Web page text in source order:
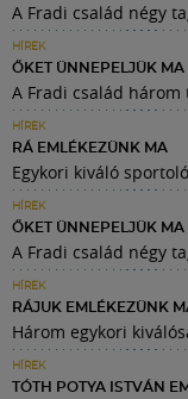
A Fradi család négy
HÍREK
ŐKET ÜNNEPELJÜK MA
A Fradi család
HÍREK
RÁ EMLÉKEZÜNK MA
Egykori kiváló
HÍREK
ŐKET ÜNNEPELJÜK MA
A Fradi család négy
HÍREK
RÁJUK EMLÉKEZÜNK
Három egykori
HÍREK
TÓTH POTYA ISTVÁN